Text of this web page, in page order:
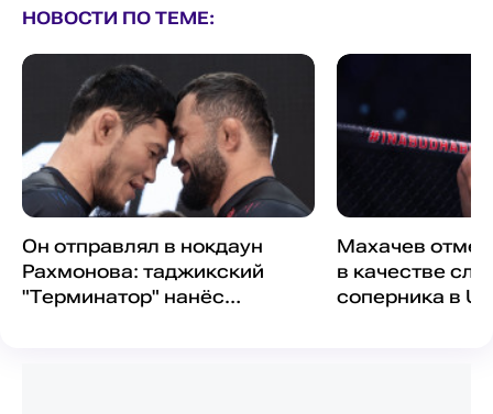
НОВОСТИ ПО ТЕМЕ:
Он отправлял в нокдаун
Рахмонова: таджикский
"Терминатор" нанёс
Махачев
в качестве
соперника в